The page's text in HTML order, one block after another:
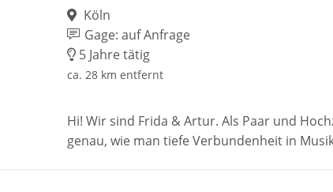
Köln
Gage: auf Anfrage
5 Jahre tätig
ca. 28 km entfernt
Hi! Wir sind Frida & Artur. Als Paar und
genau, wie man tiefe Verbundenheit in